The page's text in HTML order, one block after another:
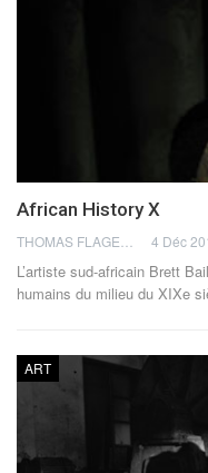
African History X
4 Déc
L’artiste sud-africain Brett
humains du milieu du XIXe
ART